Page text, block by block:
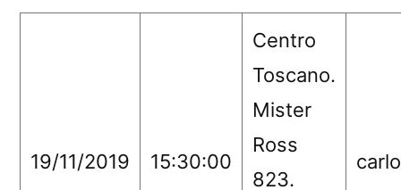
19/11/2019 15:30:00
Centro
Toscano.
Mister
Ross
823.